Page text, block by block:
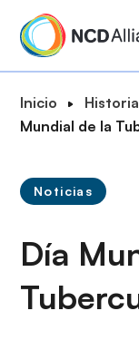
R
u
d
n
a
v
Inicio
Mundial de la
Noticias
Día